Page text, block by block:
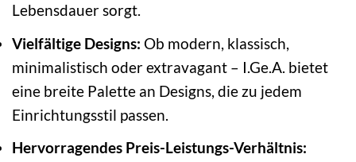
Lebensdauer sorgt.
Vielfältige Designs: Ob modern, klassisch,
minimalistisch oder extravagant – I.Ge.A. bietet
eine breite Palette an Designs, die zu jedem
Einrichtungsstil passen.
Hervorragendes Preis-Leistungs-Verhältnis: